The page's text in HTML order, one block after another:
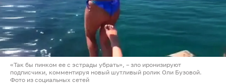
«Так бы пинком ее с эстрады убрать», – зло иронизируют
подписчики, комментируя новый шутливый ролик Оли Бузовой.
Фото из социальных сетей